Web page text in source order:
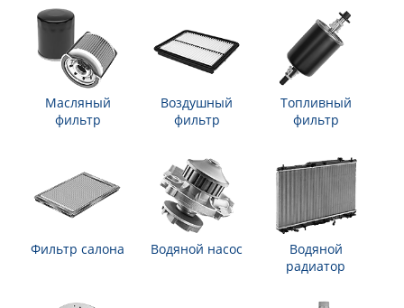
Масляный
фильтр
Воздушный
фильтр
Топливный
фильтр
Фильтр салона Водяной насос
Водяной
радиатор